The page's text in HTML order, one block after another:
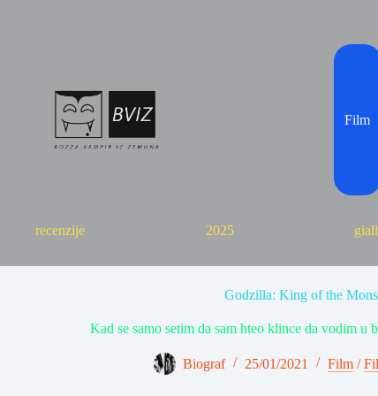
Film
recenzije 2025
Godzilla: King of the
Kad se samo setim da sam hteo klince da vodim u
Biograf 25/01/2021 Film /